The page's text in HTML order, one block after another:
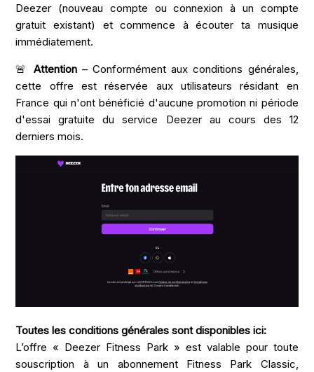
Deezer (nouveau compte ou connexion à un compte
gratuit existant) et commence à écouter ta musique
immédiatement.
🚨 Attention– Conformément aux conditions générales,
cette offre est réservée aux utilisateurs résidant en
France qui n'ont bénéficié d'aucune promotion ni période
d'essai gratuite du service Deezer au cours des 12
derniers mois.
Toutes les conditions générales sont disponibles ici:
L’offre « Deezer Fitness Park » est valable pour toute
souscription à un abonnement Fitness Park Classic,